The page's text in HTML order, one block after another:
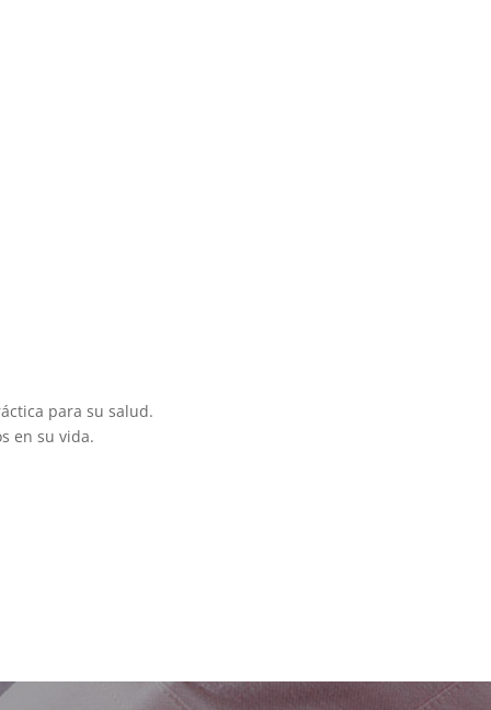
para su salud.
en su vida.